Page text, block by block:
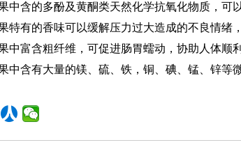
中含的多酚及黄酮类天然化学抗氧化物质，可
特有的香味可以缓解压力过大造成的不良情绪
中富含粗纤维，可促进肠胃蠕动，协助人体顺
中含有大量的镁、硫、铁，铜、碘、锰、锌等